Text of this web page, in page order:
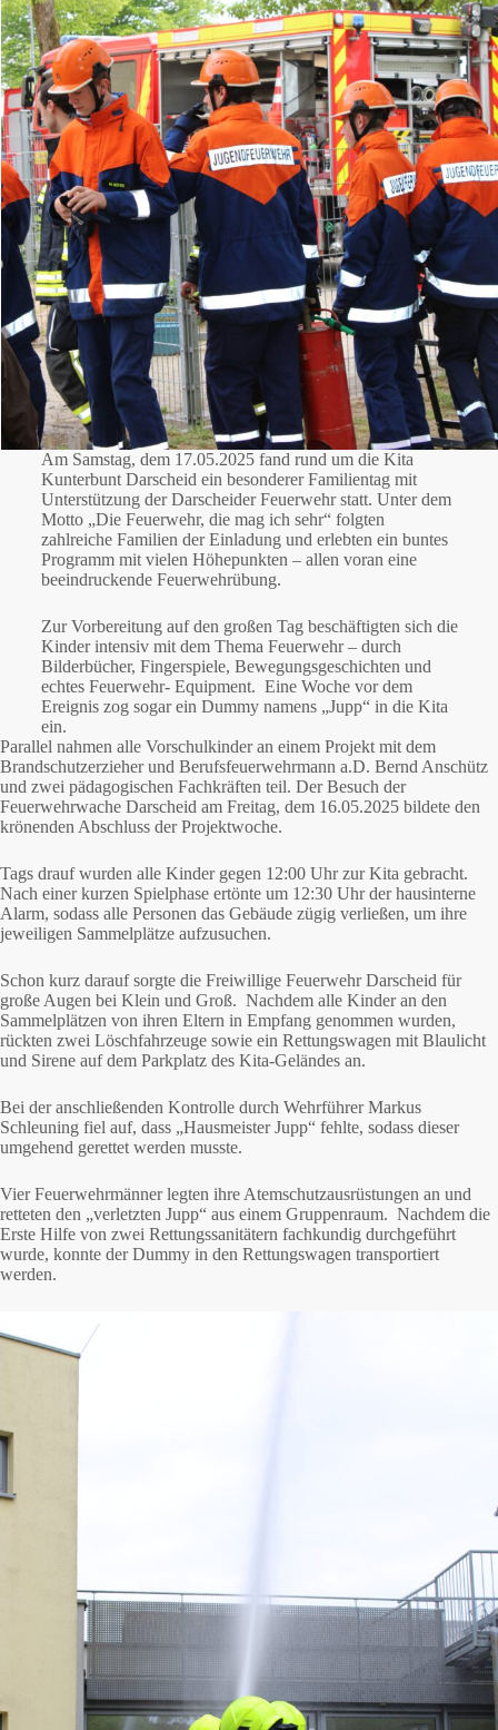
Am Samstag, dem 17.05.2025 fand rund um die Kita
Kunterbunt Darscheid ein besonderer Familientag mit
Unterstützung der Darscheider Feuerwehr statt. Unter dem
Motto „Die Feuerwehr, die mag ich sehr“ folgten
zahlreiche Familien der Einladung und erlebten ein buntes
Programm mit vielen Höhepunkten – allen voran eine
beeindruckende Feuerwehrübung.
Zur Vorbereitung auf den großen Tag beschäftigten sich die
Kinder intensiv mit dem Thema Feuerwehr – durch
Bilderbücher, Fingerspiele, Bewegungsgeschichten und
echtes Feuerwehr- Equipment. Eine Woche vor dem
Ereignis zog sogar ein Dummy namens „Jupp“ in die Kita
ein.
Parallel nahmen alle Vorschulkinder an einem Projekt mit dem
Brandschutzerzieher und Berufsfeuerwehrmann a.D. Bernd Anschütz
und zwei pädagogischen Fachkräften teil. Der Besuch der
Feuerwehrwache Darscheid am Freitag, dem 16.05.2025 bildete den
krönenden Abschluss der Projektwoche.
Tags drauf wurden alle Kinder gegen 12:00 Uhr zur Kita gebracht.
Nach einer kurzen Spielphase ertönte um 12:30 Uhr der hausinterne
Alarm, sodass alle Personen das Gebäude zügig verließen, um ihre
jeweiligen Sammelplätze aufzusuchen.
Schon kurz darauf sorgte die Freiwillige Feuerwehr Darscheid für
große Augen bei Klein und Groß. Nachdem alle Kinder an den
Sammelplätzen von ihren Eltern in Empfang genommen wurden,
rückten zwei Löschfahrzeuge sowie ein Rettungswagen mit Blaulicht
und Sirene auf dem Parkplatz des Kita-Geländes an.
Bei der anschließenden Kontrolle durch Wehrführer Markus
Schleuning fiel auf, dass „Hausmeister Jupp“ fehlte, sodass dieser
umgehend gerettet werden musste.
Vier Feuerwehrmänner legten ihre Atemschutzausrüstungen an und
retteten den „verletzten Jupp“ aus einem Gruppenraum. Nachdem die
Erste Hilfe von zwei Rettungssanitätern fachkundig durchgeführt
wurde, konnte der Dummy in den Rettungswagen transportiert
werden.